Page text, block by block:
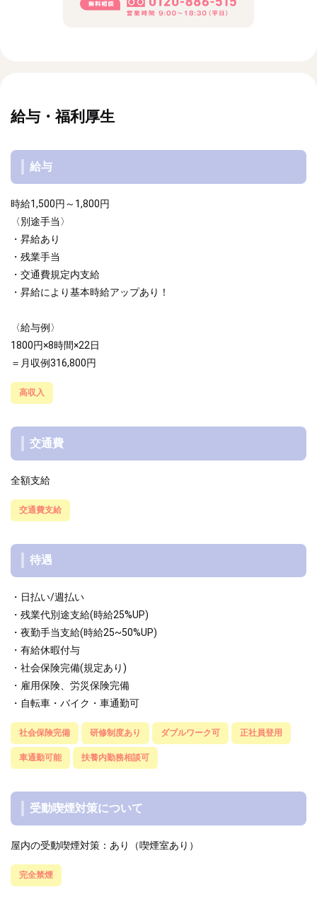
給与・福利厚生
給与
時給1,500円～1,800円
〈別途手当〉
・昇給あり
・残業手当
・交通費規定内支給
・昇給により基本時給アップあり！
〈給与例〉
1800円×8時間×22日
＝月収例316,800円
高収入
交通費
全額支給
交通費支給
待遇
・日払い/週払い
・残業代別途支給(時給25%UP)
・夜勤手当支給(時給25~50%UP)
・有給休暇付与
・社会保険完備(規定あり)
・雇用保険、労災保険完備
・自転車・バイク・車通勤可
社会保険完備 研修制度あり ダブルワーク可 正社員登用
車通勤可能 扶養内勤務相談可
受動喫煙対策について
屋内の受動喫煙対策：あり（喫煙室あり）
完全禁煙